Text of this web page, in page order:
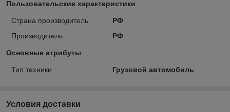
Пользовательские характеристики
Страна производитель
РФ
Производитель
РФ
Основные атрибуты
Тип техники Грузовой автомобиль
Условия доставки